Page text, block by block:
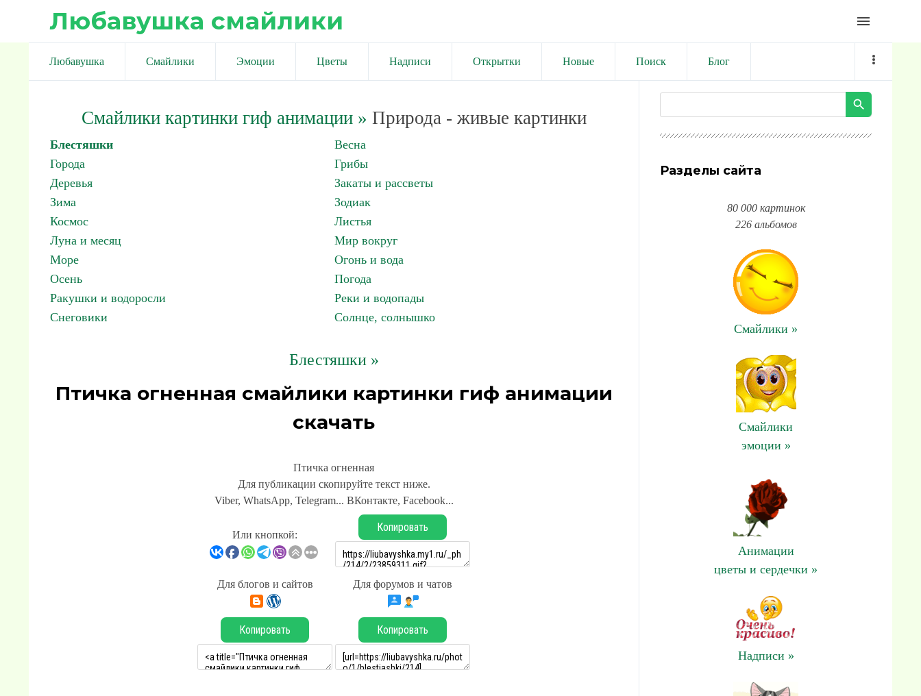
Любавушка смайлики menu
Любавушка Смайлики Эмоции Цветы Надписи Открытки Новые Поиск Блог
Смайлики картинки гиф анимации» Природа - живые картинки
Блестяшки
Весна
Города
Грибы
Деревья
Закаты и рассветы
Зима
Зодиак
Космос
Листья
Луна и месяц
Мир вокруг
Море
Огонь и вода
Осень
Погода
Ракушки и водоросли
Реки и водопады
Снеговики
Солнце, солнышко
Блестяшки »
Птичка огненная смайлики картинки гиф анимации
скачать
Птичка огненная
Для публикации скопируйте текст ниже.
Viber, WhatsApp, Telegram... ВКонтакте, Facebook...
Или кнопкой:
Копировать
Для блогов и сайтов Для форумов и чатов
Копировать Копировать
Разделы сайта
80 000 картинок
226 альбомов
Смайлики »
Смайлики
эмоции »
Анимации
цветы и сердечки »
Надписи »